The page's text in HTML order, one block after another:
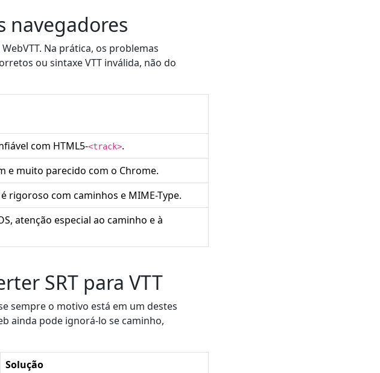
navegadores
Na prática, os problemas
ou sintaxe VTT inválida, não do
com HTML5-<track>.
e muito parecido com o Chrome.
rigoroso com caminhos e MIME-Type.
atenção especial ao caminho e à
SRT para VTT
sempre o motivo está em um destes
ainda pode ignorá-lo se caminho,
Solução